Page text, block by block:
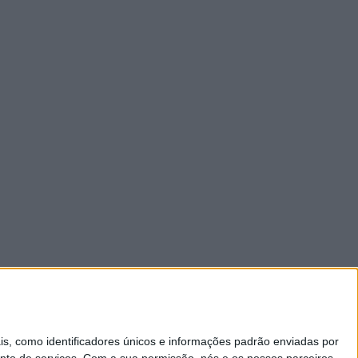
como identificadores únicos e informações padrão enviadas por